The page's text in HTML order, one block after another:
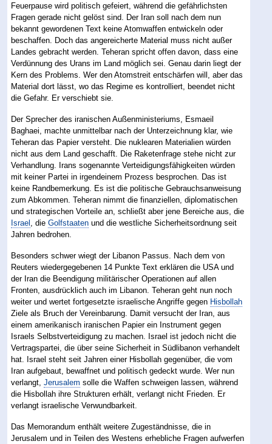
Feuerpause wird politisch gefeiert, während die gefährlichsten
Fragen gerade nicht gelöst sind. Der Iran soll nach dem nun
bekannt gewordenen Text keine Atomwaffen entwickeln oder
beschaffen. Doch das angereicherte Material muss nicht außer
Landes gebracht werden. Teheran spricht offen davon, dass eine
Verdünnung des Urans im Land möglich sei. Genau darin liegt der
Kern des Problems. Wer den Atomstreit entschärfen will, aber das
Material dort lässt, wo das Regime es kontrolliert, beendet nicht
die Gefahr. Er verschiebt sie.
Der Sprecher des iranischen Außenministeriums, Esmaeil
Baghaei, machte unmittelbar nach der Unterzeichnung klar, wie
Teheran das Papier versteht. Die nuklearen Materialien würden
nicht aus dem Land geschafft. Die Raketenfrage stehe nicht zur
Verhandlung. Irans sogenannte Verteidigungsfähigkeiten würden
mit keiner Partei in irgendeinem Prozess besprochen. Das ist
keine Randbemerkung. Es ist die politische Gebrauchsanweisung
zum Abkommen. Teheran nimmt die finanziellen, diplomatischen
und strategischen Vorteile an, schließt aber jene Bereiche aus, die
Israel
, dieGolfstaaten und die westliche Sicherheitsordnung seit
Jahren bedrohen.
Besonders schwer wiegt der Libanon Passus. Nach dem von
Reuters wiedergegebenen 14 Punkte Text erklären die USA und
der Iran die Beendigung militärischer Operationen auf allen
Fronten, ausdrücklich auch im Libanon. Teheran geht nun noch
weiter und wertet fortgesetzte israelische Angriffe gegen Hisbollah
Ziele als Bruch der Vereinbarung. Damit versucht der Iran, aus
einem amerikanisch iranischen Papier ein Instrument gegen
Israels Selbstverteidigung zu machen. Israel ist jedoch nicht die
Vertragspartei, die über seine Sicherheit in Südlibanon verhandelt
hat. Israel steht seit Jahren einer Hisbollah gegenüber, die vom
Iran aufgebaut, bewaffnet und politisch gedeckt wurde. Wer nun
verlangt,Jerusalem solle die Waffen schweigen lassen, während
die Hisbollah ihre Strukturen erhält, verlangt nicht Frieden. Er
verlangt israelische Verwundbarkeit.
Das Memorandum enthält weitere Zugeständnisse, die in
Jerusalem und in Teilen des Westens erhebliche Fragen aufwerfen